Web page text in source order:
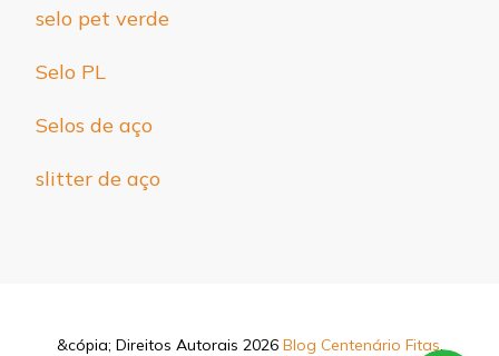
selo pet verde
Selo PL
Selos de aço
slitter de aço
&cópia; Direitos Autorais 2026 Blog Centenário Fitas.